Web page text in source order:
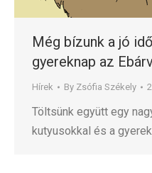
Még bízunk a jó
gyereknap az
Hírek By Zsófia Székely
Töltsünk együtt egy
kutyusokkal és a